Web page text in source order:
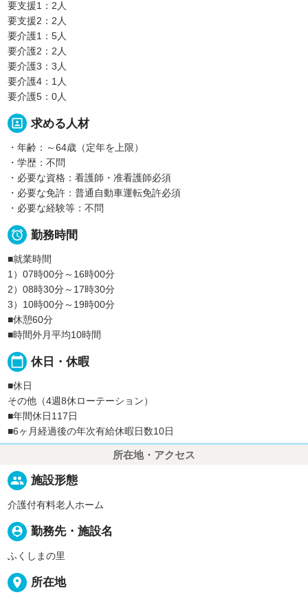
要支援1：2人
要支援2：2人
要介護1：5人
要介護2：2人
要介護3：3人
要介護4：1人
要介護5：0人
portrait 求める人材
・年齢：～64歳（定年を上限）
・学歴：不問
・必要な資格：看護師・准看護師必須
・必要な免許：普通自動車運転免許必須
・必要な経験等：不問
 勤務時間
■就業時間
1）07時00分～16時00分
2）08時30分～17時30分
3）10時00分～19時00分
■休憩60分
■時間外月平均10時間
calendar_today 休日・休暇
■休日
その他（4週8休ローテーション）
■年間休日117日
■6ヶ月経過後の年次有給休暇日数10日
所在地・アクセス
people 施設形態
介護付有料老人ホーム
person_pin 勤務先・施設名
ふくしまの里
place 所在地